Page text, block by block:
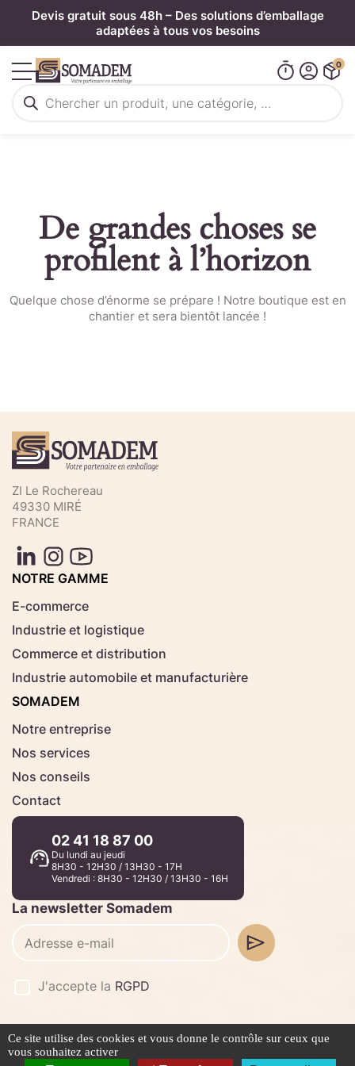
Devis gratuit sous 48h – Des solutions d’emballage
adaptées à tous vos besoins
de
0
De grandes choses se
profilent à l’horizon
Quelque chose d’énorme se prépare ! Notre boutique est en
chantier et sera bientôt lancée !
commande rapide
Aucun fichier
Télécharger
ZI Le Rochereau
49330 MIRÉ
FRANCE
NOTRE GAMME
E-commerce
Industrie et logistique
Commerce et distribution
Industrie automobile et manufacturière
SOMADEM
Notre entreprise
Nos services
Nos conseils
Contact
02 41 18 87 00
Du lundi au jeudi
8H30 - 12H30 / 13H30 - 17H
Vendredi : 8H30 - 12H30 / 13H30 - 16H
La newsletter Somadem
J'accepte la RGPD
©2026 -Stafe.fr
Mentions légales
Politique de confidentialité
Panneau de gestion des cookies
Ce site utilise des cookies et vous donne le contrôle sur ceux que
vous souhaitez activer